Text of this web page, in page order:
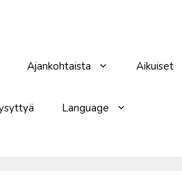
Ajankohtaista Aikuiset
Language